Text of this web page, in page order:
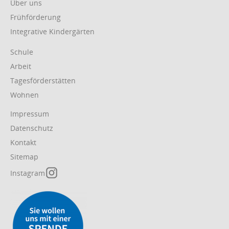
Über uns
Frühförderung
Integrative Kindergärten
Navigation
Schule
Arbeit
Tagesförderstätten
Wohnen
Navigation
Impressum
Datenschutz
Kontakt
Sitemap
Instagram